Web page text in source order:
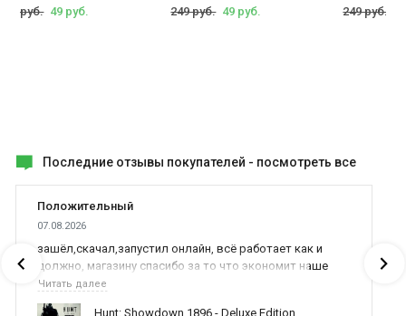
руб. 49 руб. 249 руб. 49 руб. 249 руб.
Последние отзывы покупателей - посмотреть все
Положительный
07.08.2026
зашёл,скачал,запустил онлайн, всё работает как и
должно, магазину спасибо за то что экономит наше
время,нервы и деньги, ребята вы красава оказываете
Читать далее
Hunt: Showdown 1896 - Deluxe Edition